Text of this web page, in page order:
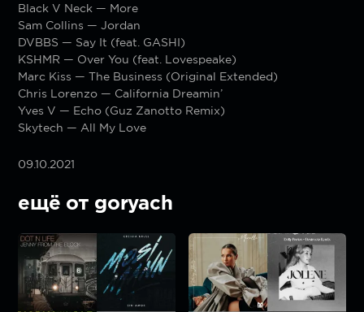
Black V Neck — More
Sam Collins — Jordan
DVBBS — Say It (feat. GASHI)
KSHMR — Over You (feat. Lovespeake)
Marc Kiss — The Business (Original Extended)
Chris Lorenzo — California Dreamin’
Yves V — Echo (Guz Zanotto Remix)
Skytech — All My Love
09.10.2021
ещё от goryach